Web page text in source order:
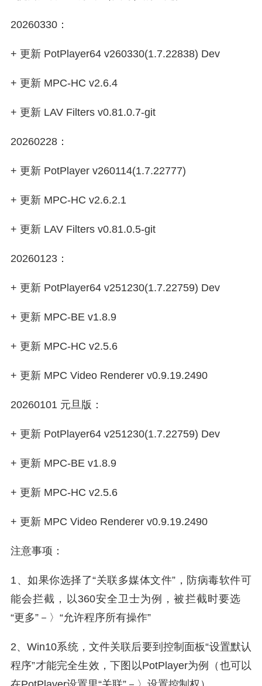
20260330：
+ 更新 PotPlayer64 v260330(1.7.22838) Dev
+ 更新 MPC-HC v2.6.4
+ 更新 LAV Filters v0.81.0.7-git
20260228：
+ 更新 PotPlayer v260114(1.7.22777)
+ 更新 MPC-HC v2.6.2.1
+ 更新 LAV Filters v0.81.0.5-git
20260123：
+ 更新 PotPlayer64 v251230(1.7.22759) Dev
+ 更新 MPC-BE v1.8.9
+ 更新 MPC-HC v2.5.6
+ 更新 MPC Video Renderer v0.9.19.2490
20260101 元旦版：
+ 更新 PotPlayer64 v251230(1.7.22759) Dev
+ 更新 MPC-BE v1.8.9
+ 更新 MPC-HC v2.5.6
+ 更新 MPC Video Renderer v0.9.19.2490
注意事项：
1、如果你选择了“关联多媒体文件”，防病毒软件可
能会拦截，以360安全卫士为例，被拦截时要选
“更多”－〉“允许程序所有操作”
2、Win10系统，文件关联后要到控制面板“设置默认
程序”才能完全生效，下图以PotPlayer为例（也可以